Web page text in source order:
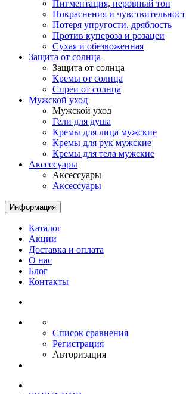
Пигментация, неровный тон
Покраснения и
Потеря упругости, дряблость
Против купероза и розацеи
Сухая и обезвоженная
Защита от солнца
Защита от солнца
Кремы от солнца
Спреи от солнца
Мужской уход
Мужской уход
Гели для душа
Кремы для лица мужские
Кремы для рук мужские
Кремы для тела мужские
Аксессуары
Аксессуары
Аксессуары
Информация
Каталог
Акции
Доставка и оплата
О нас
Блог
Контакты
Список сравнения
Регистрация
Авторизация